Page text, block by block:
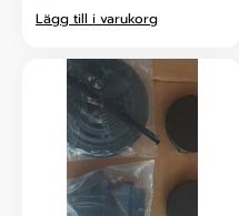
Lägg till i varukorg